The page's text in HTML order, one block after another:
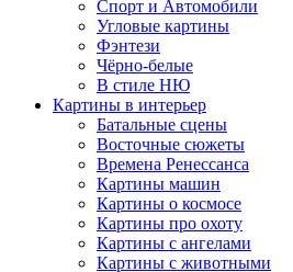
Спорт и Автомобили
Угловые картины
Фэнтези
Чёрно-белые
В стиле НЮ
Картины в интерьер
Батальные сцены
Восточные сюжеты
Времена Ренессанса
Картины машин
Картины о космосе
Картины про охоту
Картины с ангелами
Картины с животными